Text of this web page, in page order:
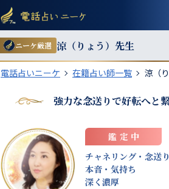
ニーケ厳選 涼（りょう） 先生
電話占いニーケ 在籍占い師一覧 涼（
強力な念送りで好転へと
鑑定中
チャネリング・念送り
本音・気持ち
深く濃厚